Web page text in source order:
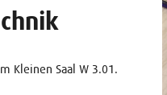
Kleinen Saal W 3.01.